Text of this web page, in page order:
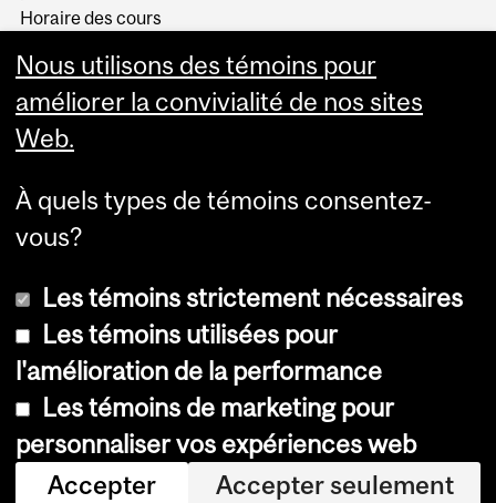
Horaire des cours
Services aux étudiants
© Université McGill, 2026
Accessibilité
Avis sur les témoins
Nous utilisons des témoins pour
améliorer la convivialité de nos sites
Web.
À quels types de témoins consentez-
vous?
Les témoins strictement nécessaires
Les témoins utilisées pour
l'amélioration de la performance
Les témoins de marketing pour
personnaliser vos expériences web
Accepter
Accepter seulement